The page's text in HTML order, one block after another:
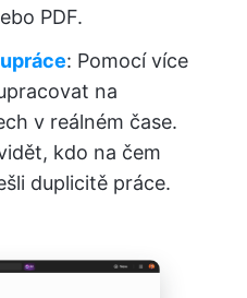
PDF.
: Pomocí více
na
v reálném čase.
kdo na čem
duplicitě práce.